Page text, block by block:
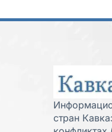
стран